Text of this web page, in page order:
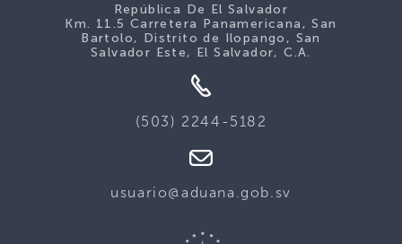
República De El Salvador
Km. 11.5 Carretera Panamericana, San
Bartolo, Distrito de Ilopango, San
Salvador Este, El Salvador, C.A.
(503) 2244-5182
usuario@aduana.gob.sv